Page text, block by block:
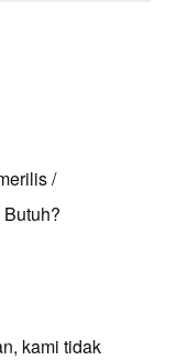
/
kami tidak